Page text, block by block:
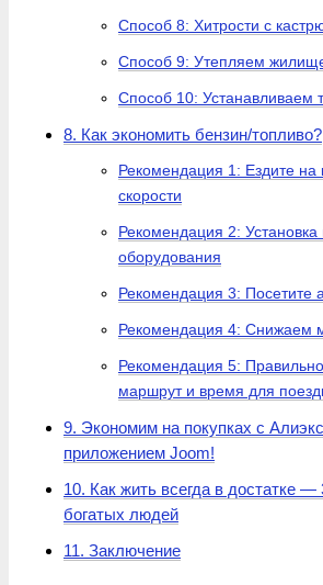
Способ 8: Хитрости с
Способ 9: Утепляем
Способ 10: Устанавливаем
8. Как экономить бензин/топливо?
Рекомендация 1: Ездите на
скорости
Рекомендация 2: Установка
оборудования
Рекомендация 3: Посетите
Рекомендация 4: Снижаем
Рекомендация 5:
маршрут и время для
9. Экономим на покупках с
приложением Joom!
10. Как жить всегда в достатке
богатых людей
11. Заключение